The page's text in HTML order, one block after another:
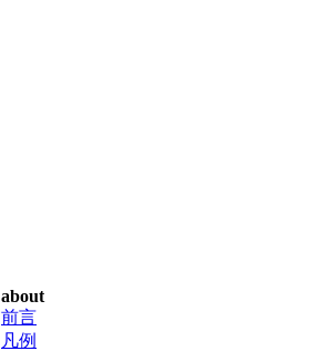
about
前言
凡例